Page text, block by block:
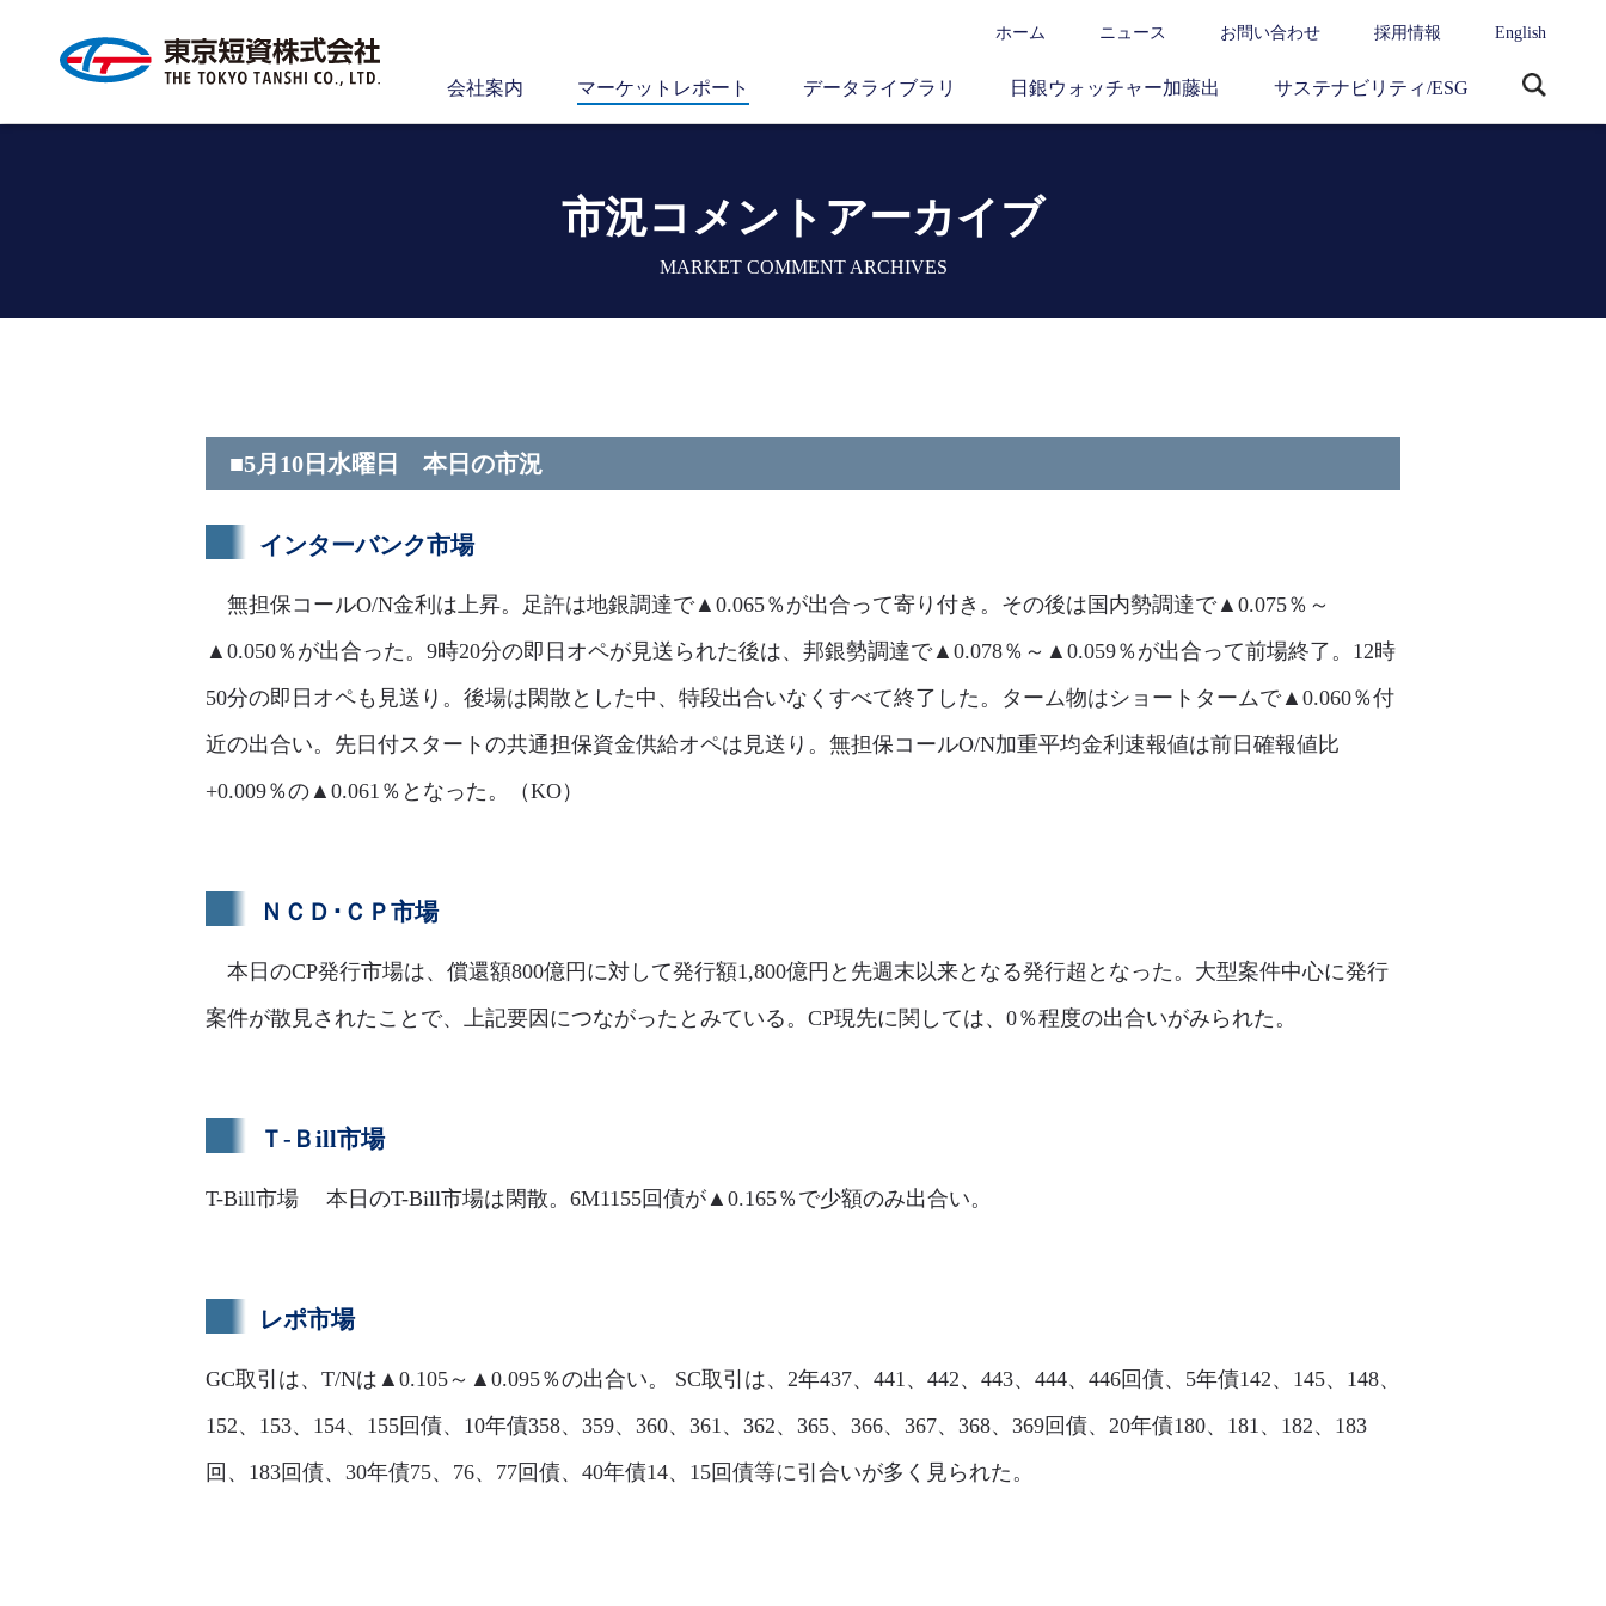
ホーム ニュース お問い合わせ 採用情報 English
会社案内 マーケットレポート データライブラリ 日銀ウォッチャー加藤出 サステナビリティ/ESG
市況コメントアーカイブ
MARKET COMMENT ARCHIVES
■5月10日水曜日 本日の市況
インターバンク市場
無担保コールO/N金利は上昇。足許は地銀調達で▲0.065％が出合って寄り付き。その後は国内勢調達で▲0.075％～
▲0.050％が出合った。9時20分の即日オペが見送られた後は、邦銀勢調達で▲0.078％～▲0.059％が出合って前場終了。12時
50分の即日オペも見送り。後場は閑散とした中、特段出合いなくすべて終了した。ターム物はショートタームで▲0.060％付
近の出合い。先日付スタートの共通担保資金供給オペは見送り。無担保コールO/N加重平均金利速報値は前日確報値比
+0.009％の▲0.061％となった。（KO）
ＮＣＤ･ＣＰ市場
本日のCP発行市場は、償還額800億円に対して発行額1,800億円と先週末以来となる発行超となった。大型案件中心に発行
案件が散見されたことで、上記要因につながったとみている。CP現先に関しては、0％程度の出合いがみられた。
Ｔ-Ｂill市場
T-Bill市場 本日のT-Bill市場は閑散。6M1155回債が▲0.165％で少額のみ出合い。
レポ市場
GC取引は、T/Nは▲0.105～▲0.095％の出合い。 SC取引は、2年437、441、442、443、444、446回債、5年債142、145、148、
152、153、154、155回債、10年債358、359、360、361、362、365、366、367、368、369回債、20年債180、181、182、183
回、183回債、30年債75、76、77回債、40年債14、15回債等に引合いが多く見られた。